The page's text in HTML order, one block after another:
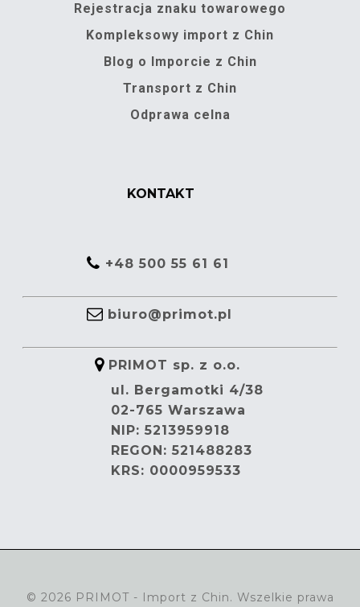
Rejestracja znaku towarowego
Kompleksowy import z Chin
Blog o Imporcie z Chin
Transport z Chin
Odprawa celna
KONTAKT
+48 500 55 61 61
biuro@primot.pl
PRIMOT sp. z o.o.
ul. Bergamotki 4/38
02-765 Warszawa
NIP: 5213959918
REGON: 521488283
KRS: 0000959533
© 2026 PRIMOT - Import z Chin. Wszelkie prawa